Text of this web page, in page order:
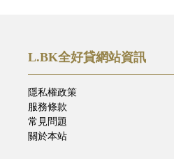
L.BK全好貸網站資訊
隱私權政策
服務條款
常見問題
關於本站